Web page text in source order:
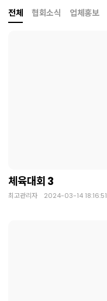
전체 협회소식 업체홍보
체육대회 3
최고관리자 2024-03-14 18:16:51